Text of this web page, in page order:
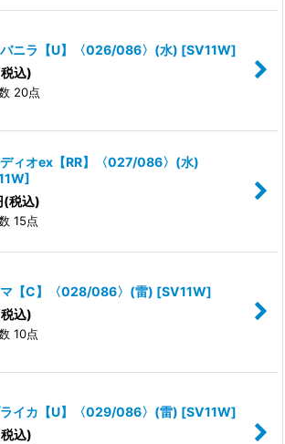
ニラ【U】〈026/086〉(水) [SV11W]
込)
20点
ィオex【RR】〈027/086〉(水)
]
(税込)
15点
【C】〈028/086〉(雷) [SV11W]
込)
10点
イカ【U】〈029/086〉(雷) [SV11W]
込)